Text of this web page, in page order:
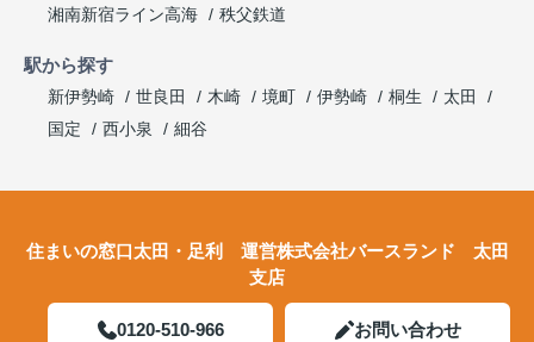
湘南新宿ライン高海
秩父鉄道
駅から探す
新伊勢崎
世良田 木崎 境町 伊勢崎 桐生
太田
国定
西小泉 細谷
住まいの窓口太田・足利 運営株式会社バースランド 太田
支店
0120-510-966 お問い合わせ